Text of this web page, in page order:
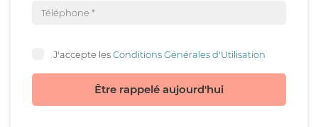
J'accepte lesConditions Générales d'Utilisation
Être rappelé aujourd'hui